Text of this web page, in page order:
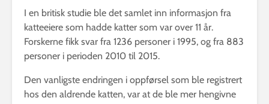
I en britisk studie ble det samlet inn informasjon fra
katteeiere som hadde katter som var over 11 år.
Forskerne fikk svar fra 1236 personer i 1995, og fra 883
personer i perioden 2010 til 2015.
Den vanligste endringen i oppførsel som ble registrert
hos den aldrende katten, var at de ble mer hengivne